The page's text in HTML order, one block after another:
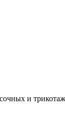
и